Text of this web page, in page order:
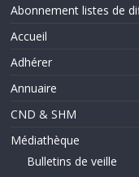
Abonnement listes de
Accueil
Adhérer
Annuaire
CND & SHM
Médiathèque
Bulletins de veille